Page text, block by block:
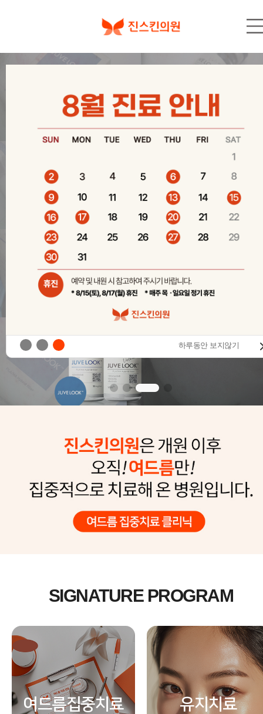
하루동안 보지않기
SIGNATURE PROGRAM
여드름집중치료 유지치료